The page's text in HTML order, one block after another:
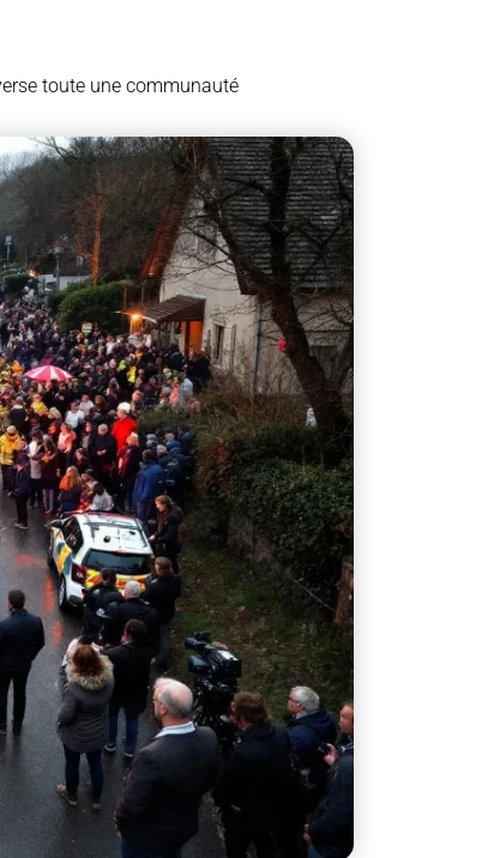
toute une communauté